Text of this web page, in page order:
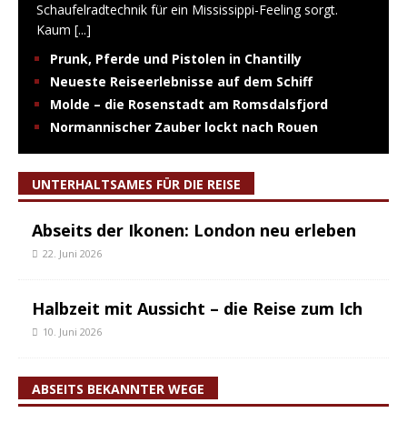
Schaufelradtechnik für ein Mississippi-Feeling sorgt.
Kaum [...]
Prunk, Pferde und Pistolen in Chantilly
Neueste Reiseerlebnisse auf dem Schiff
Molde – die Rosenstadt am Romsdalsfjord
Normannischer Zauber lockt nach Rouen
UNTERHALTSAMES FÜR DIE REISE
Abseits der Ikonen: London neu erleben
22. Juni 2026
Halbzeit mit Aussicht – die Reise zum Ich
10. Juni 2026
ABSEITS BEKANNTER WEGE